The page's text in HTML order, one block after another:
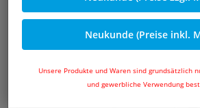
Neukunde (Preise inkl.
Unsere Produkte und Waren sind grundsätzlich
und gewerbliche Verwendung